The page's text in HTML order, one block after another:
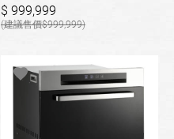
999,999
999,999